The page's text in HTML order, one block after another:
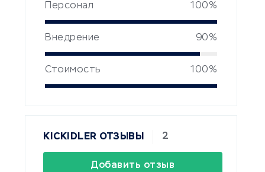
Персонал 100%
Внедрение 90%
Стоимость 100%
KICKIDLER ОТЗЫВЫ 2
Добавить отзыв